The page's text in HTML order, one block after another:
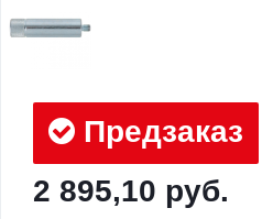
Предзаказ
2 895,10 руб.